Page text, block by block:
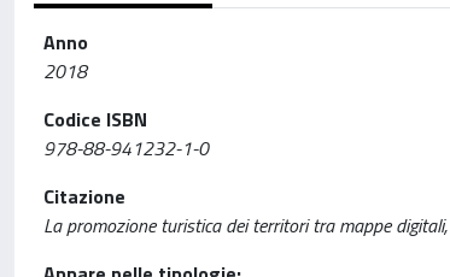
Anno
2018
Codice ISBN
978-88-941232-1-0
Citazione
La promozione turistica dei territori tra mappe